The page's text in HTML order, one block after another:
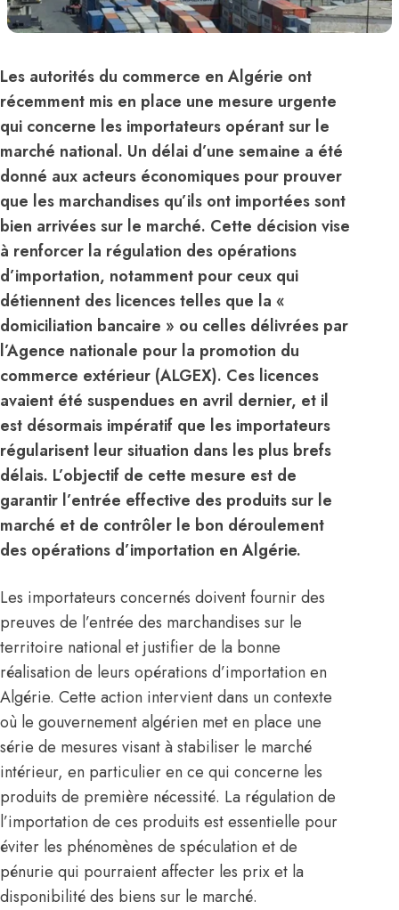
Les autorités du commerce en Algérie ont
récemment mis en place une mesure urgente
qui concerne les importateurs opérant sur le
marché national. Un délai d’une semaine a été
donné aux acteurs économiques pour prouver
que les marchandises qu’ils ont importées sont
bien arrivées sur le marché. Cette décision vise
à renforcer la régulation des opérations
d’importation, notamment pour ceux qui
détiennent des licences telles que la «
domiciliation bancaire » ou celles délivrées par
l’Agence nationale pour la promotion du
commerce extérieur (ALGEX). Ces licences
avaient été suspendues en avril dernier, et il
est désormais impératif que les importateurs
régularisent leur situation dans les plus brefs
délais. L’objectif de cette mesure est de
garantir l’entrée effective des produits sur le
marché et de contrôler le bon déroulement
des opérations d’importation en Algérie.
Les importateurs concernés doivent fournir des
preuves de l’entrée des marchandises sur le
territoire national et justifier de la bonne
réalisation de leurs opérations d’importation en
Algérie. Cette action intervient dans un contexte
où le gouvernementalgérien met en place une
série de mesures visant à stabiliser le marché
intérieur, en particulier en ce qui concerne les
produits de première nécessité. La régulation de
l’importation de ces produits est essentielle pour
éviter les phénomènes de spéculation et de
pénurie qui pourraient affecter les prix et la
disponibilité des biens sur le marché.